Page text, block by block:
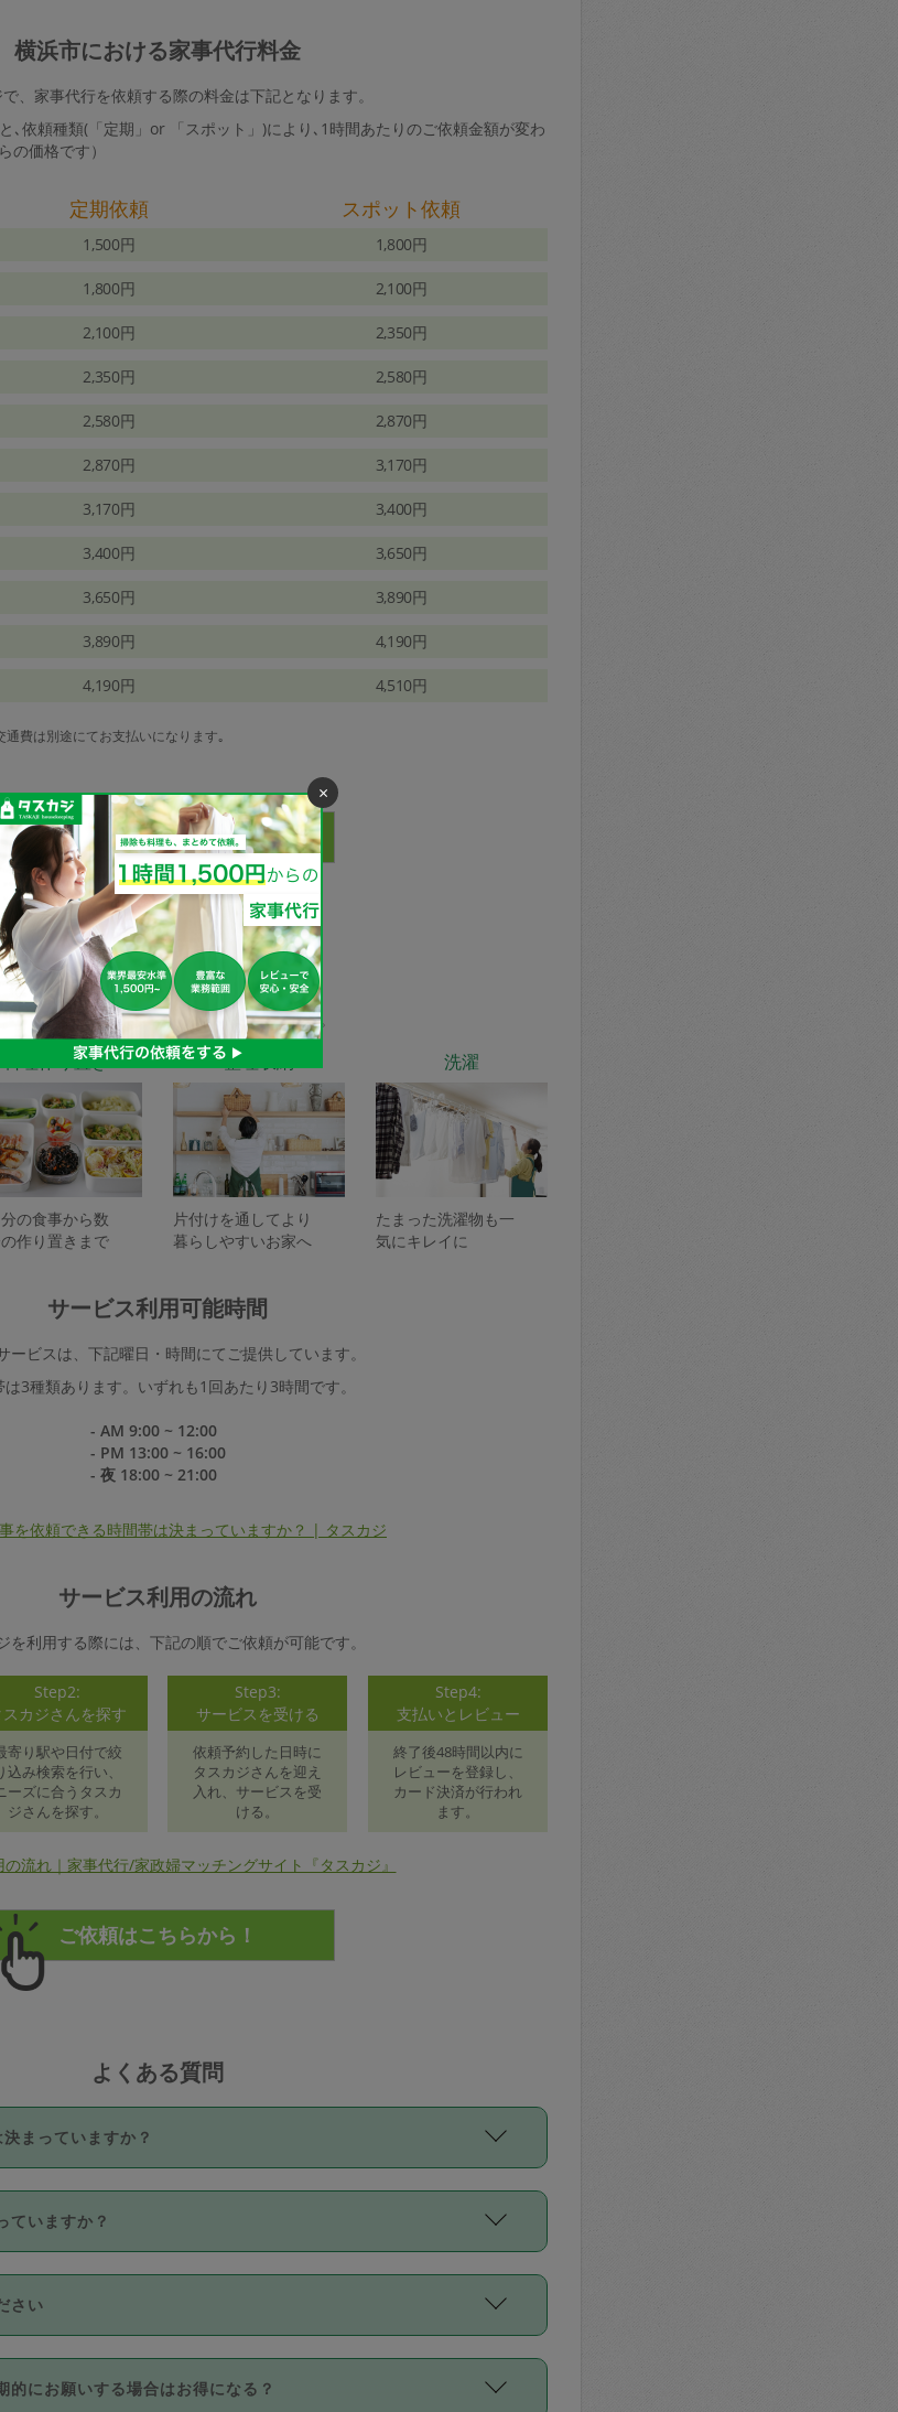
横浜市における家事代行料金
、家事代行を依頼する際の料金は下記となります。
､依頼種類(「定期」or 「スポット」)により､1時間あたりのご依頼金額が変わ
の価格です）
定期依頼 スポット依頼
1,500円 1,800円
1,800円 2,100円
2,100円 2,350円
2,350円 2,580円
2,580円 2,870円
2,870円 3,170円
3,170円 3,400円
3,400円 3,650円
3,650円 3,890円
3,890円 4,190円
4,190円 4,510円
費は別途にてお支払いになります｡
家事代行サービスの種類
カジで依頼できるサービスは下記となります。
料理作り置き
の食事から数
作り置きまで
整理収納
片付けを通してより
暮らしやすいお家へ
洗濯
たまった洗濯物も一
気にキレイに
サービス利用可能時間
ービスは、下記曜日・時間にてご提供しています。
は3種類あります。いずれも1回あたり3時間です。
- AM 9:00 ~ 12:00
- PM 13:00 ~ 16:00
- 夜 18:00 ~ 21:00
を依頼できる時間帯は決まっていますか？ | タスカジ
サービス利用の流れ
を利用する際には、下記の順でご依頼が可能です。
Step2:
スカジさんを探す
寄り駅や日付で絞
込み検索を行い、
ーズに合うタスカ
ジさんを探す。
Step3:
サービスを受ける
依頼予約した日時に
タスカジさんを迎え
入れ、サービスを受
ける。
Step4:
支払いとレビュー
終了後48時間以内に
レビューを登録し、
カード決済が行われ
ます。
の流れ｜家事代行/家政婦マッチングサイト『タスカジ』
よくある質問
まっていますか？
です。3時間を超えて依頼したい場合は、延長機能をご利用くださ
くには、タスカジさんに事前に相談し、合意の上事前申請すること
を下回っても、値引き等はございません。
ていますか？
タスカジさん自身が価格を選んで設定しています。
には最初は制限があり、レビュー件数、レビューの平均値、などで
が上がっていく仕組みになっています。
さい
カード（Visa／Master／JCB／AMERICAN EXPRESS／Diners
的にお願いする場合はお得になる？
×